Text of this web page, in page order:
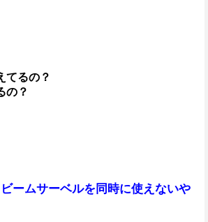
てるの？
の？
ームサーベルを同時に使えないや